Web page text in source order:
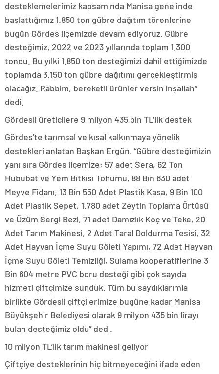
desteklemelerimiz kapsamında Manisa genelinde
başlattığımız 1.850 ton gübre dağıtım törenlerine
bugün Gördes ilçemizde devam ediyoruz. Gübre
desteğimiz, 2022 ve 2023 yıllarında toplam 1.300
tondu. Bu yılki 1.850 ton desteğimizi dahil ettiğimizde
toplamda 3.150 ton gübre dağıtımı gerçekleştirmiş
olacağız. Rabbim, bereketli ürünler versin inşallah”
dedi.
Gördesli üreticilere 9 milyon 435 bin TL’lik destek
Gördes’te tarımsal ve kısal kalkınmaya yönelik
destekleri anlatan Başkan Ergün, “Gübre desteğimizin
yanı sıra Gördes ilçemize; 57 adet Sera, 62 Ton
Hububat ve Yem Bitkisi Tohumu, 88 Bin 630 adet
Meyve Fidanı, 13 Bin 550 Adet Plastik Kasa, 9 Bin 100
Adet Plastik Sepet, 1.780 adet Zeytin Toplama Örtüsü
ve Üzüm Sergi Bezi, 71 adet Damızlık Koç ve Teke, 20
Adet Tarım Makinesi, 2 Adet Taral Doldurma Tesisi, 32
Adet Hayvan İçme Suyu Göleti Yapımı, 72 Adet Hayvan
İçme Suyu Göleti Temizliği, Sulama kooperatiflerine 3
Bin 604 metre PVC boru desteği gibi çok sayıda
hizmeti çiftçimize sunduk. Tüm bu saydıklarımla
birlikte Gördesli çiftçilerimize bugüne kadar Manisa
Büyükşehir Belediyesi olarak 9 milyon 435 bin lirayı
bulan desteğimiz oldu” dedi.
10 milyon TL’lik tarım makinesi geliyor
Çiftçiye desteklerinin hiç bitmeyeceğini ifade eden